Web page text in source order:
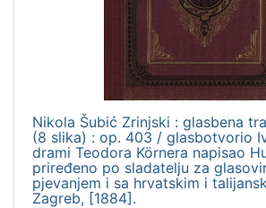
Nikola Šubić Zrinjski : glasbena
(8 slika) : op. 403 / glasbotvorio
drami Teodora Körnera napisao
priređeno po sladatelju za
pjevanjem i sa hrvatskim i
Zagreb, [1884].